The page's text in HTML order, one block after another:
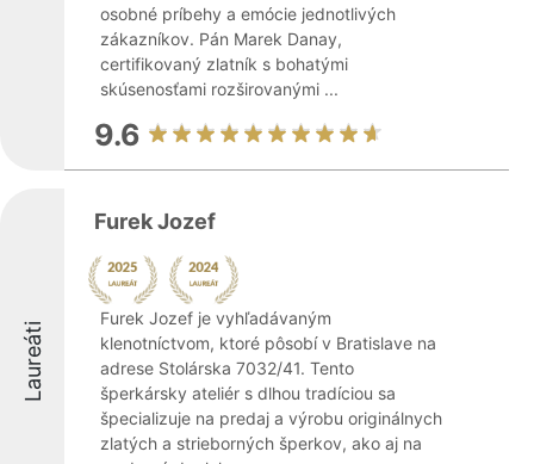
osobné príbehy a emócie jednotlivých
zákazníkov. Pán Marek Danay,
certifikovaný zlatník s bohatými
skúsenosťami rozširovanými ...
9.6
Laureáti
Furek Jozef
Furek Jozef je vyhľadávaným
klenotníctvom, ktoré pôsobí v Bratislave na
adrese Stolárska 7032/41. Tento
šperkársky ateliér s dlhou tradíciou sa
špecializuje na predaj a výrobu originálnych
zlatých a strieborných šperkov, ako aj na